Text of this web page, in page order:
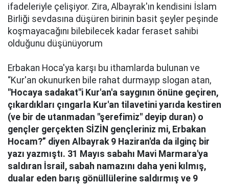
ifadeleriyle çelişiyor. Zira, Albayrak'ın kendisini İslam
Birliği sevdasına düşüren birinin basit şeyler peşinde
koşmayacağını bilebilecek kadar feraset sahibi
olduğunu düşünüyorum
Erbakan Hoca'ya karşı bu ithamlarda bulunan ve
“Kur'an okunurken bile rahat durmayıp slogan atan,
"Hocaya sadakat"i Kur'an'a saygının önüne geçiren,
çıkardıkları çıngarla Kur'an tilavetini yarıda kestiren
(ve bir de utanmadan "şerefimiz" deyip duran) o
gençler gerçekten SİZİN gençleriniz mi, Erbakan
Hocam?” diyen Albayrak 9 Haziran'da da ilginç bir
yazı yazmıştı. 31 Mayıs sabahı Mavi Marmara'ya
saldıran İsrail, sabah namazını daha yeni kılmış,
dualar eden barış gönüllülerine saldırmış ve 9